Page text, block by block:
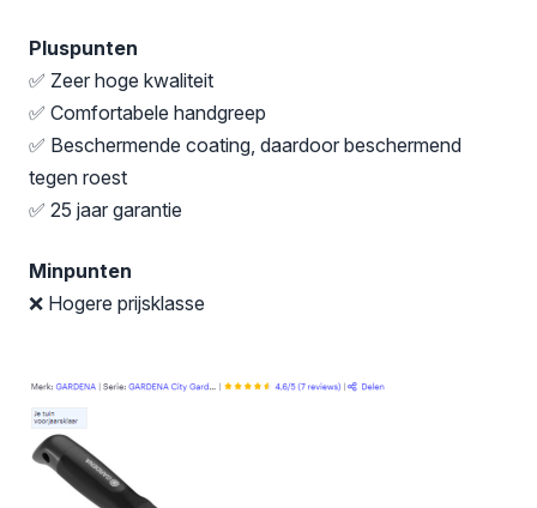
Pluspunten
✅ Zeer hoge kwaliteit
✅ Comfortabele handgreep
✅ Beschermende coating, daardoor beschermend
tegen roest
✅ 25 jaar garantie
Minpunten
❌ Hogere prijsklasse